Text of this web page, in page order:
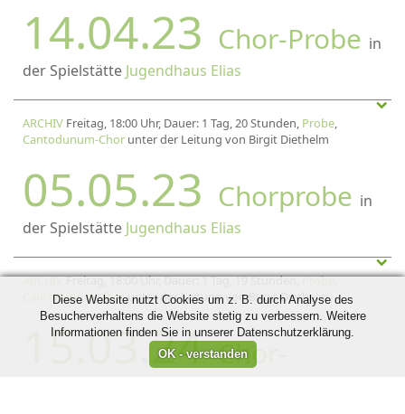
14.04.23 Chor-Probe in
der Spielstätte Jugendhaus Elias
ARCHIV Freitag, 18:00 Uhr, Dauer: 1 Tag, 20 Stunden, Probe,
Cantodunum-Chor unter der Leitung von Birgit Diethelm
05.05.23 Chorprobe in
der Spielstätte Jugendhaus Elias
ARCHIVFreitag, 18:00 Uhr, Dauer: 1 Tag, 19 Stunden,Probe,
Cantodunum-Chorunter der Leitung von Birgit Diethelm
15.03.24Chor-
Wochenende
Diese Website nutzt Cookies um z. B. durch Analyse des
Besucherverhaltens die Website stetig zu verbessern. Weitere
Informationen finden Sie in unserer Datenschutzerklärung.